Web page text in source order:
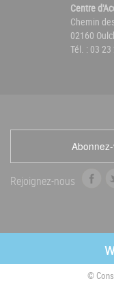
Centre
Chemin
02160
Tél. : 03
Rejoignez-nous
b
o
t
e
r
©